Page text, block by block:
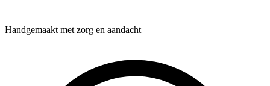
Handgemaakt met zorg en aandacht